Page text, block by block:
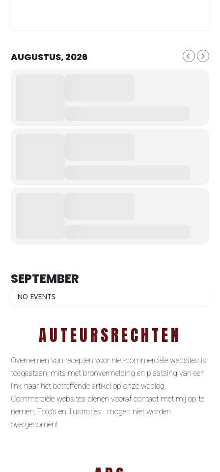
AUGUSTUS, 2026
SEPTEMBER
NO EVENTS
AUTEURSRECHTEN
Overnemen van recepten voor niet-commerciële websites is
toegestaan, mits met bronvermelding en plaatsing van een
link naar het betreffende artikel op onze weblog.
Commerciële websites dienen vooraf contact met mij op te
nemen. Foto’s en illustraties mogen niet worden
overgenomen!